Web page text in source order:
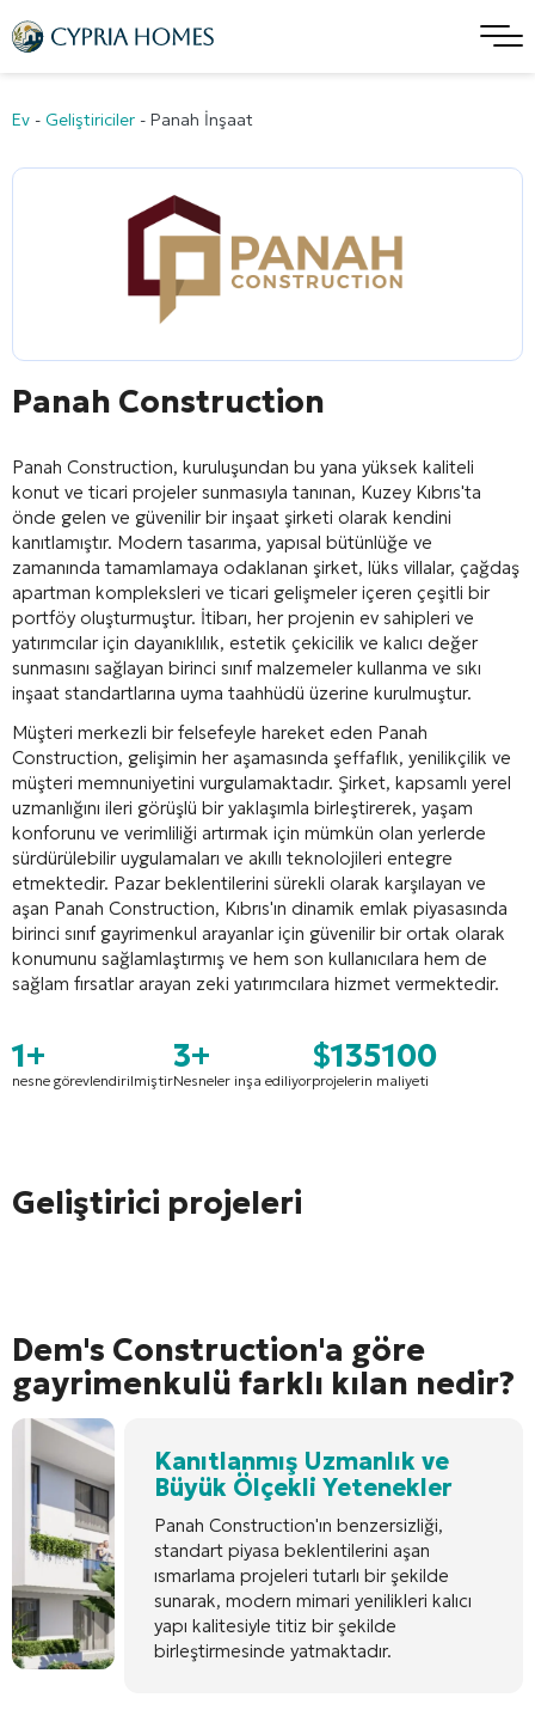
Ev - Geliştiriciler - Panah İnşaat
Panah Construction
Panah Construction, kuruluşundan bu yana yüksek kaliteli
konut ve ticari projeler sunmasıyla tanınan, Kuzey Kıbrıs'ta
önde gelen ve güvenilir bir inşaat şirketi olarak kendini
kanıtlamıştır. Modern tasarıma, yapısal bütünlüğe ve
zamanında tamamlamaya odaklanan şirket, lüks villalar, çağdaş
apartman kompleksleri ve ticari gelişmeler içeren çeşitli bir
portföy oluşturmuştur. İtibarı, her projenin ev sahipleri ve
yatırımcılar için dayanıklılık, estetik çekicilik ve kalıcı değer
sunmasını sağlayan birinci sınıf malzemeler kullanma ve sıkı
inşaat standartlarına uyma taahhüdü üzerine kurulmuştur.
Müşteri merkezli bir felsefeyle hareket eden Panah
Construction, gelişimin her aşamasında şeffaflık, yenilikçilik ve
müşteri memnuniyetini vurgulamaktadır. Şirket, kapsamlı yerel
uzmanlığını ileri görüşlü bir yaklaşımla birleştirerek, yaşam
konforunu ve verimliliği artırmak için mümkün olan yerlerde
sürdürülebilir uygulamaları ve akıllı teknolojileri entegre
etmektedir. Pazar beklentilerini sürekli olarak karşılayan ve
aşan Panah Construction, Kıbrıs'ın dinamik emlak piyasasında
birinci sınıf gayrimenkul arayanlar için güvenilir bir ortak olarak
konumunu sağlamlaştırmış ve hem son kullanıcılara hem de
sağlam fırsatlar arayan zeki yatırımcılara hizmet vermektedir.
1+
nesne görevlendirilmiştir
3+
Nesneler inşa ediliyor
$135100
projelerin maliyeti
Geliştirici projeleri
Dem's Construction'a göre
gayrimenkulü farklı kılan nedir?
Kanıtlanmış Uzmanlık ve
Büyük Ölçekli Yetenekler
Panah Construction'ın benzersizliği,
standart piyasa beklentilerini aşan
ısmarlama projeleri tutarlı bir şekilde
sunarak, modern mimari yenilikleri kalıcı
yapı kalitesiyle titiz bir şekilde
birleştirmesinde yatmaktadır.